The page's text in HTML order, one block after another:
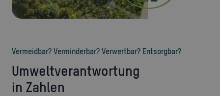
Vermeidbar? Verminderbar? Verwertbar? Entsorgbar?
Umweltverantwortung
in Zahlen